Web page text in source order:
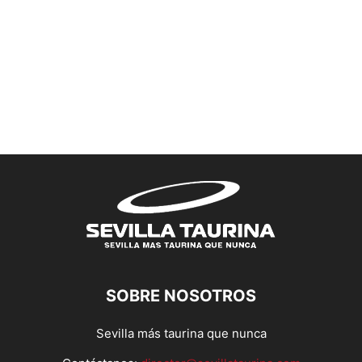
SOBRE NOSOTROS
Sevilla más taurina que nunca